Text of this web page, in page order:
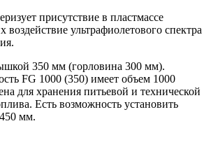
присутствие в пластмассе
ультрафиолетового спектра
350 мм (горловина 300 мм).
FG 1000 (350) имеет объем 1000
для хранения питьевой и технической
Есть возможность установить
мм.